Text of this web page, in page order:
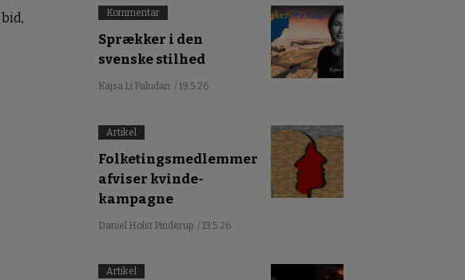
Kommentar
Sprækker i den
svenske stilhed
Kajsa Li Paludan / 19.5.26
Artikel
Folketingsmedlemmer
afviser kvinde-
kampagne
Daniel Holst Pinderup / 13.5.26
Artikel